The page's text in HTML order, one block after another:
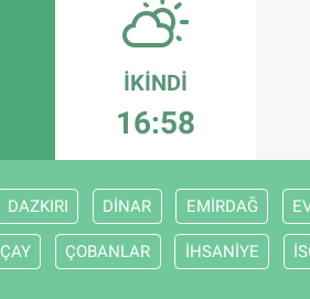
İKINDI
16:58
DAZKIRI DİNAR EMİRDAĞ
ÇAY ÇOBANLAR İHSANİYE